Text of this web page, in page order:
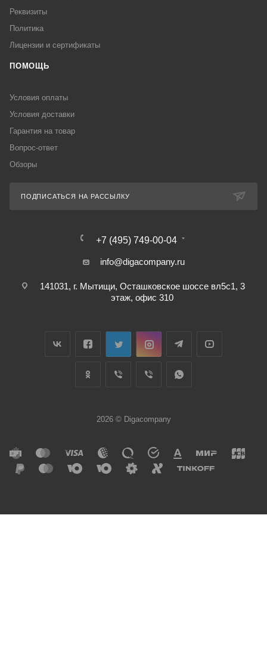
Реквизиты
Политика
Лицензии и сертификаты
ПОМОЩЬ
Условия оплаты
Условия доставки
Гарантия на товар
Вопрос-ответ
Обзоры
ПОДПИСАТЬСЯ НА РАССЫЛКУ
+7 (495) 749-00-04
info@digacompany.ru
141031, г. Мытищи, Осташковское шоссе вл5с1, 3
этаж, офис 310
2026 © Digacompany